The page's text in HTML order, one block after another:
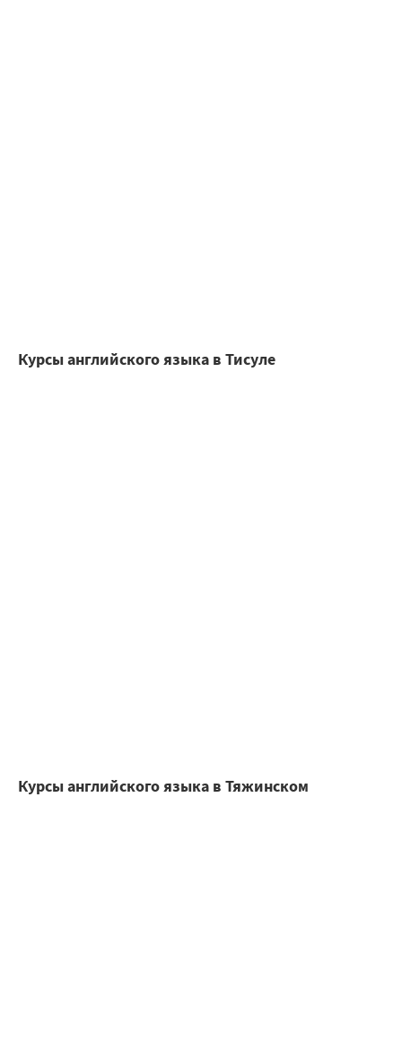
Курсы английского языка в Тисуле
Курсы английского языка в Тяжинском